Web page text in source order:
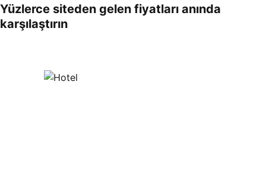
Yüzlerce siteden gelen fiyatları anında
karşılaştırın